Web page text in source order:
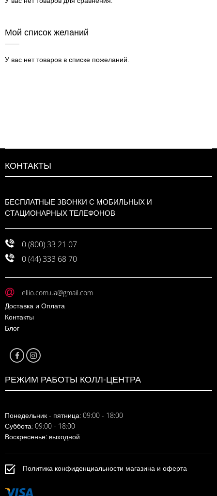
Мой список желаний
У вас нет товаров в списке пожеланий.
КОНТАКТЫ
БЕСПЛАТНЫЕ ЗВОНКИ С МОБИЛЬНЫХ И
СТАЦИОНАРНЫХ ТЕЛЕФОНОВ
0 (800) 33 21 07
0 (44) 333 68 70
ellio.com.ua@gmail.com
Доставка и Оплата
Контакты
Блог
РЕЖИМ РАБОТЫ КОЛЛ-ЦЕНТРА
Понедельник - пятница: 09:00 - 18:00
Суббота: 09:00 - 18:00
Воскресенье: выходной
Политика конфиденциальности магазина и оферта